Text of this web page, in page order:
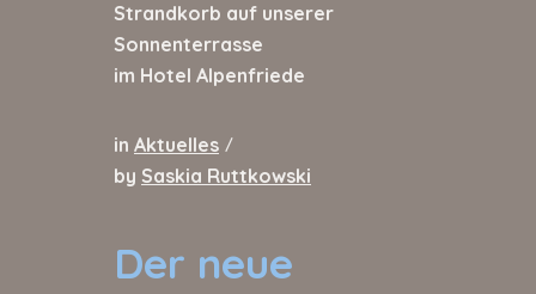
Strandkorb auf unserer
Sonnenterrasse
im Hotel Alpenfriede
in Aktuelles /
by Saskia Ruttkowski
Der neue